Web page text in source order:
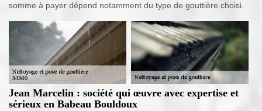
somme à payer dépend notamment du type de gouttière choisi.
Jean Marcelin : société qui œuvre avec expertise et
sérieux en Babeau Bouldoux